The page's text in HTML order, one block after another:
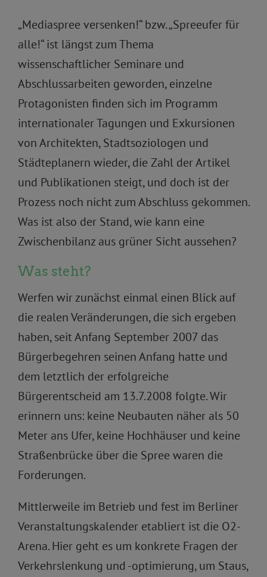
„Mediaspree versenken!“ bzw. „Spreeufer für
alle!“ ist längst zum Thema
wissenschaftlicher Seminare und
Abschlussarbeiten geworden, einzelne
Protagonisten finden sich im Programm
internationaler Tagungen und Exkursionen
von Architekten, Stadtsoziologen und
Städteplanern wieder, die Zahl der Artikel
und Publikationen steigt, und doch ist der
Prozess noch nicht zum Abschluss gekommen.
Was ist also der Stand, wie kann eine
Zwischenbilanz aus grüner Sicht aussehen?
Was steht?
Werfen wir zunächst einmal einen Blick auf
die realen Veränderungen, die sich ergeben
haben, seit Anfang September 2007 das
Bürgerbegehren seinen Anfang hatte und
dem letztlich der erfolgreiche
Bürgerentscheid am 13.7.2008 folgte. Wir
erinnern uns: keine Neubauten näher als 50
Meter ans Ufer, keine Hochhäuser und keine
Straßenbrücke über die Spree waren die
Forderungen.
Mittlerweile im Betrieb und fest im Berliner
Veranstaltungskalender etabliert ist die O2-
Arena. Hier geht es um konkrete Fragen der
Verkehrslenkung und -optimierung, um Staus,